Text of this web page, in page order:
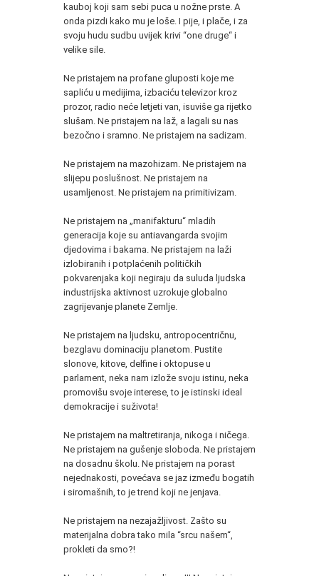
kauboj koji sam sebi puca u nožne prste. A
onda pizdi kako mu je loše. I pije, i plače, i za
svoju hudu sudbu uvijek krivi “one druge“ i
velike sile.
Ne pristajem na profane gluposti koje me
sapliću u medijima, izbaciću televizor kroz
prozor, radio neće letjeti van, isuviše ga rijetko
slušam. Ne pristajem na laž, a lagali su nas
bezočno i sramno. Ne pristajem na sadizam.
Ne pristajem na mazohizam. Ne pristajem na
slijepu poslušnost. Ne pristajem na
usamljenost. Ne pristajem na primitivizam.
Ne pristajem na „manifakturu“ mladih
generacija koje su antiavangarda svojim
djedovima i bakama. Ne pristajem na laži
izlobiranih i potplaćenih političkih
pokvarenjaka koji negiraju da suluda ljudska
industrijska aktivnost uzrokuje globalno
zagrijevanje planete Zemlje.
Ne pristajem na ljudsku, antropocentričnu,
bezglavu dominaciju planetom. Pustite
slonove, kitove, delfine i oktopuse u
parlament, neka nam izlože svoju istinu, neka
promovišu svoje interese, to je istinski ideal
demokracije i suživota!
Ne pristajem na maltretiranja, nikoga i ničega.
Ne pristajem na gušenje sloboda. Ne pristajem
na dosadnu školu. Ne pristajem na porast
nejednakosti, povećava se jaz između bogatih
i siromašnih, to je trend koji ne jenjava.
Ne pristajem na nezajažljivost. Zašto su
materijalna dobra tako mila “srcu našem“,
prokleti da smo?!